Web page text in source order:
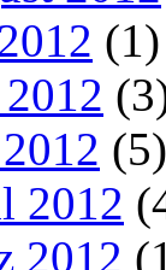
(1)
(5)
2012
2012